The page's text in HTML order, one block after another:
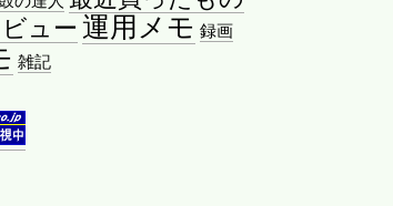
ュー 運用メモ 録画
雑記